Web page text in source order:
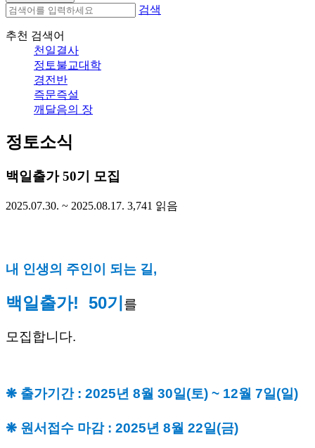
검색
추천 검색어
천일결사
정토불교대학
경전반
즉문즉설
깨달음의 장
정토소식
백일출가 50기 모집
2025.07.30. ~ 2025.08.17. 3,741 읽음
내 인생의 주인이 되는 길,
백일출가!  50기 를
모집합니다.
❋ 출가기간 : 2025년 8월 30일(토) ~ 12월 7일(일)
❋ 원서접수 마감 : 2025년 8월 22일(금)